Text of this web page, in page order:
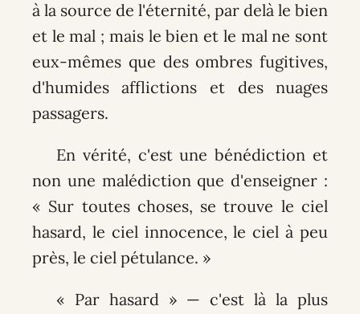
à la source de l'éternité, par delà le bien
et le mal ; mais le bien et le mal ne sont
eux-mêmes que des ombres fugitives,
d'humides afflictions et des nuages
passagers.
En vérité, c'est une bénédiction et
non une malédiction que d'enseigner :
« Sur toutes choses, se trouve le ciel
hasard, le ciel innocence, le ciel à peu
près, le ciel pétulance. »
« Par hasard » — c'est là la plus